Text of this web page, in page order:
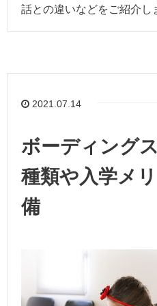
話との違いなどをご紹介
2021.07.14
ボーディング
種類や入学メ
備